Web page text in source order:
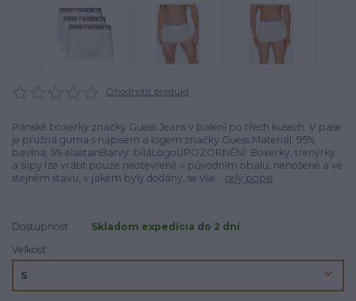
Ohodnotiť produkt
Pánské boxerky značky Guess Jeans v balení po třech kusech. V pase
je pružná guma s nápisem a logem značky Guess.Materiál: 95%
bavlna, 5% elastanBarvy: bíláLogoUPOZORNĚNÍ: Boxerky, trenýrky
a slipy lze vrátit pouze neotevřené v původním obalu, nenošené a ve
stejném stavu, v jakém byly dodány, se vše... celý popis
Dostupnosť
Skladom expedícia do 2 dní
Veľkosť